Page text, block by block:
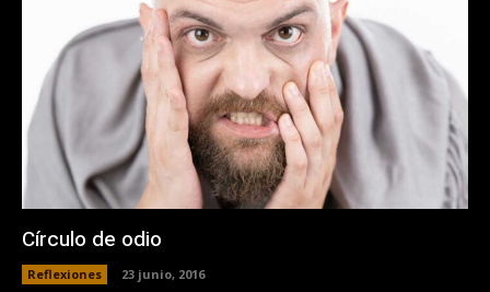
Círculo de odio
Reflexiones 23 junio, 2016